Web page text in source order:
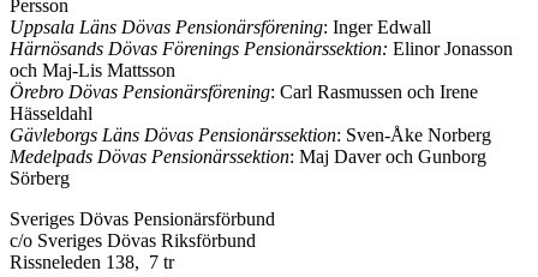
Persson
Uppsala Läns Dövas Pensionärsförening: Inger Edwall
Härnösands Dövas Förenings Pensionärssektion: Elinor Jonasson
och Maj-Lis Mattsson
Örebro Dövas Pensionärsförening: Carl Rasmussen och Irene
Hässeldahl
Gävleborgs Läns Dövas Pensionärssektion: Sven-Åke Norberg
Medelpads Dövas Pensionärssektion: Maj Daver och Gunborg
Sörberg
Sveriges Dövas Pensionärsförbund
c/o Sveriges Dövas Riksförbund
Rissneleden 138, 7 tr